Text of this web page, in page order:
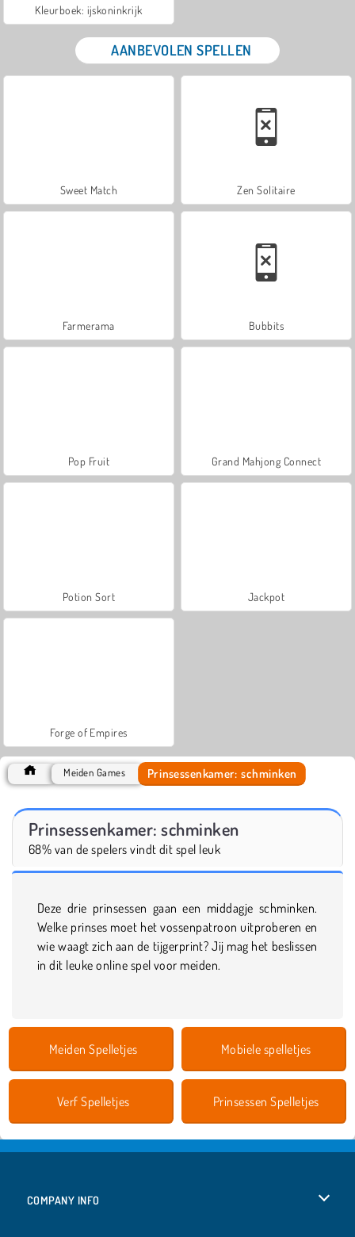
Kleurboek: ijskoninkrijk
AANBEVOLEN SPELLEN
Sweet Match Zen Solitaire
Farmerama Bubbits
Pop Fruit Grand Mahjong Connect
Potion Sort Jackpot
Forge of Empires
Meiden Games Prinsessenkamer: schminken
Prinsessenkamer: schminken
68% van de spelers vindt dit spel leuk
Deze drie prinsessen gaan een middagje schminken.
Welke prinses moet het vossenpatroon uitproberen en
wie waagt zich aan de tijgerprint? Jij mag het beslissen
in dit leuke online spel voor meiden.
Meiden Spelletjes Mobiele spelletjes
Verf Spelletjes Prinsessen Spelletjes
COMPANY INFO